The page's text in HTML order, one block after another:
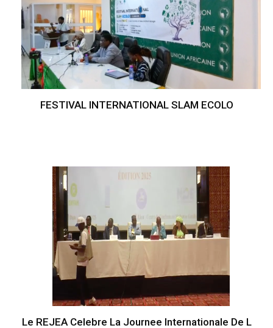
FESTIVAL INTERNATIONAL SLAM ECOLO
Le REJEA Celebre La Journee Internationale De L